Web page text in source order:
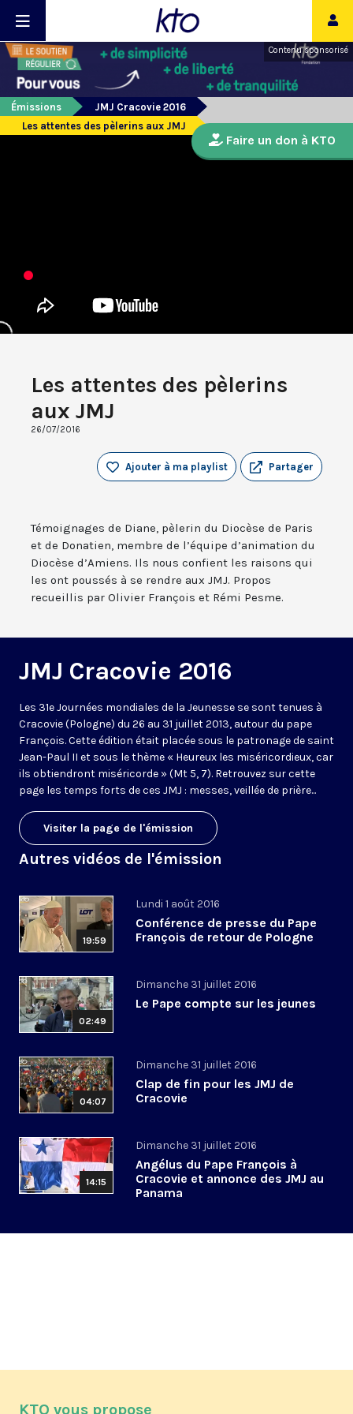
Contenu sponsorisé
Émissions
JMJ Cracovie 2016
Les attentes des pèlerins aux JMJ
Les attentes des pèlerins
aux JMJ
26/07/2016
Partager
Ajouter à ma playlist
Témoignages de Diane, pèlerin du Diocèse de Paris
et de Donatien, membre de l’équipe d’animation du
Diocèse d’Amiens. Ils nous confient les raisons qui
les ont poussés à se rendre aux JMJ. Propos
recueillis par Olivier François et Rémi Pesme.
JMJ Cracovie 2016
Les 31e Journées mondiales de la Jeunesse se sont tenues à
Cracovie (Pologne) du 26 au 31 juillet 2013, autour du pape
François. Cette édition était placée sous le patronage de saint
Jean-Paul II et sous le thème « Heureux les miséricordieux, car
ils obtiendront miséricorde » (Mt 5, 7). Retrouvez sur cette
page les temps forts de ces JMJ : messes, veillée de prière...
Visiter la page de l'émission
Autres vidéos de l'émission
19:59
Lundi 1 août 2016
Conférence de presse du Pape
François de retour de Pologne
02:49
Dimanche 31 juillet 2016
Le Pape compte sur les jeunes
04:07
Dimanche 31 juillet 2016
Clap de fin pour les JMJ de
Cracovie
14:15
Dimanche 31 juillet 2016
Angélus du Pape François à
Cracovie et annonce des JMJ au
Panama
Faire un don à KTO
KTO vous propose